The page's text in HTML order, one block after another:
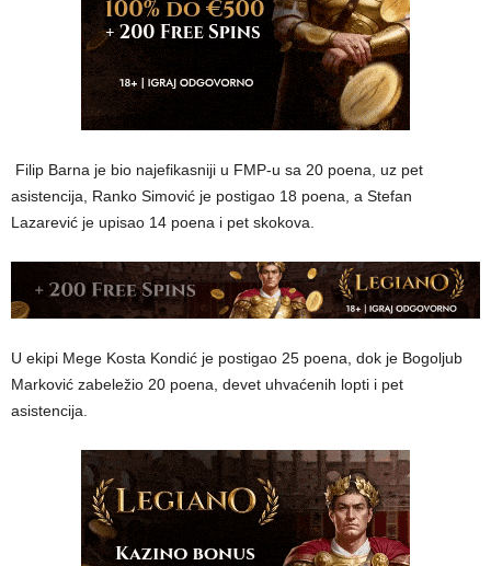
Filip Barna je bio najefikasniji u FMP-u sa 20 poena, uz pet
asistencija, Ranko Simović je postigao 18 poena, a Stefan
Lazarević je upisao 14 poena i pet skokova.
U ekipi Mege Kosta Kondić je postigao 25 poena, dok je Bogoljub
Marković zabeležio 20 poena, devet uhvaćenih lopti i pet
asistencija.